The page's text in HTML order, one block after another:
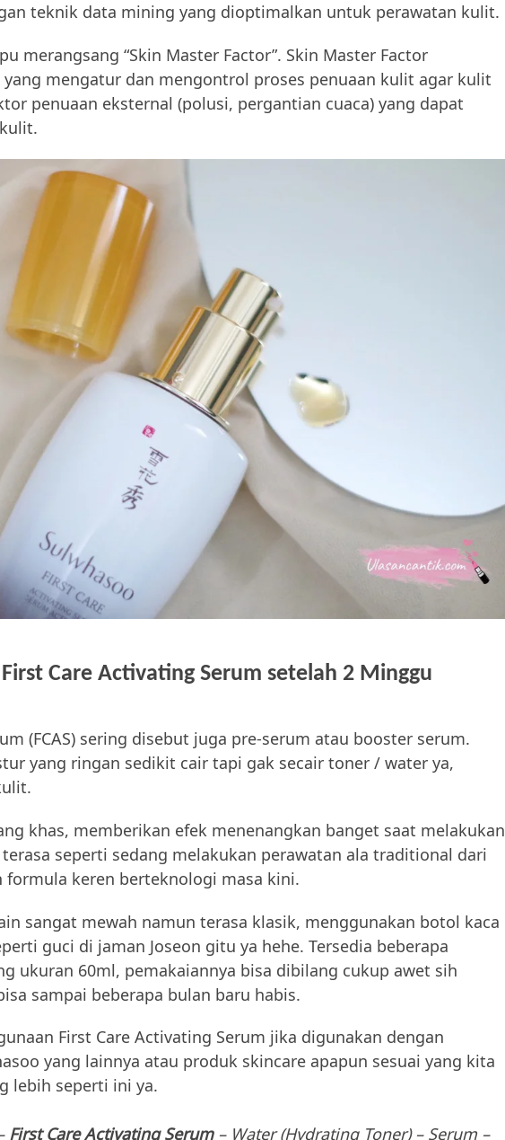
teknik data mining yang dioptimalkan untuk perawatan kulit.
merangsang “Skin Master Factor”. Skin Master Factor
mengatur dan mengontrol proses penuaan kulit agar kulit
penuaan eksternal (polusi, pergantian cuaca) yang dapat
Care Activating Serum setelah 2 Minggu
(FCAS) sering disebut juga pre-serum atau booster serum.
yang ringan sedikit cair tapi gak secair toner / water ya,
khas, memberikan efek menenangkan banget saat melakukan
seperti sedang melakukan perawatan ala traditional dari
formula keren berteknologi masa kini.
sangat mewah namun terasa klasik, menggunakan botol kaca
guci di jaman Joseon gitu ya hehe. Tersedia beberapa
ukuran 60ml, pemakaiannya bisa dibilang cukup awet sih
sampai beberapa bulan baru habis.
First Care Activating Serum jika digunakan dengan
yang lainnya atau produk skincare apapun sesuai yang kita
lebih seperti ini ya.
First Care Activating Serum– Water (Hydrating Toner) – Serum –